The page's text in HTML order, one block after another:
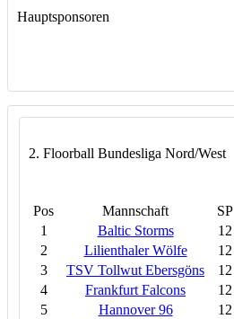
Hauptsponsoren
2. Floorball Bundesliga Nord/West
Pos Mannschaft SP
1
Baltic Storms 12
2
Lilienthaler Wölfe 12
3
TSV Tollwut Ebersgöns 12
4
Frankfurt Falcons 12
5
Hannover 96 12